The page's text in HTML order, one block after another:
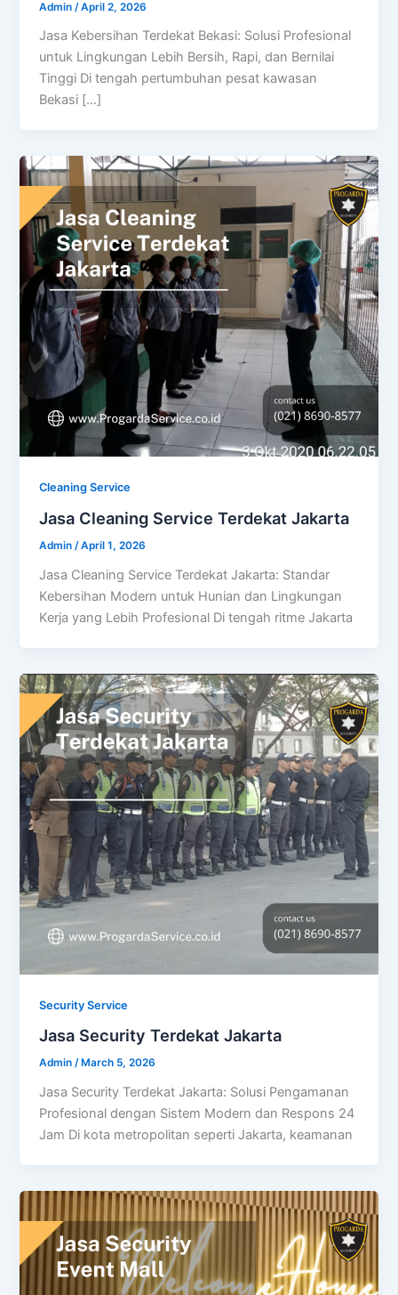
Admin /April 2, 2026
Jasa Kebersihan Terdekat Bekasi: Solusi Profesional
untuk Lingkungan Lebih Bersih, Rapi, dan Bernilai
Tinggi Di tengah pertumbuhan pesat kawasan
Bekasi […]
Cleaning Service
Jasa Cleaning Service Terdekat Jakarta
Admin/April 1, 2026
Jasa Cleaning Service Terdekat Jakarta: Standar
Kebersihan Modern untuk Hunian dan Lingkungan
Kerja yang Lebih Profesional Di tengah ritme Jakarta
Security Service
Jasa Security Terdekat Jakarta
Admin/ March 5, 2026
Jasa Security Terdekat Jakarta: Solusi Pengamanan
Profesional dengan Sistem Modern dan Respons 24
Jam Di kota metropolitan seperti Jakarta, keamanan